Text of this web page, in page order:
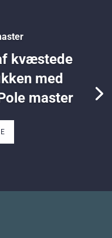
kvæstede
med
master